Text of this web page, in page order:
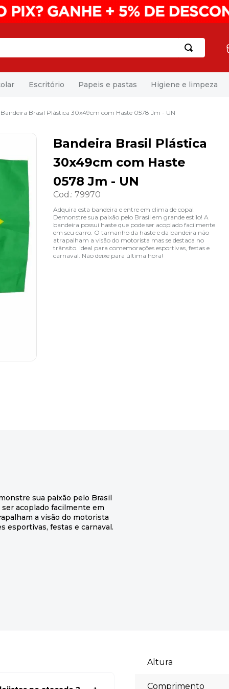
Escritório Papeis e pastas Higiene e limpeza
Bandeira Brasil Plástica 30x49cm com Haste 0578 Jm - UN
Bandeira Brasil Plástica
30x49cm com Haste
0578 Jm - UN
Cod.:79970
Adquira esta bandeira e entre em clima de copa!
Demonstre sua paixão pelo Brasil em grande estilo! A
bandeira possui haste que pode ser acoplado facilmente
em seu carro. O tamanho da haste e da bandeira não
atrapalham a visão do motorista mas se destaca no
trânsito. Ideal para comemorações esportivas, festas e
carnaval. Não deixe para última hora!
sua paixão pelo Brasil
acoplado facilmente em
a visão do motorista
esportivas, festas e carnaval.
Altura
Comprimento